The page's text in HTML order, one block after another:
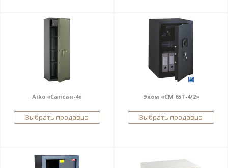
Aiko «Сапсан-4»
Выбрать продавца
Эком «СМ 65Т-4/2»
Выбрать продавца